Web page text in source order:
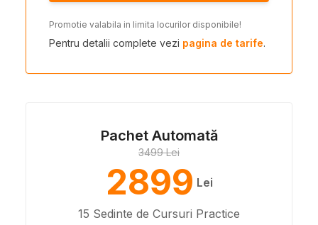
Promotie valabila in limita locurilor disponibile!
Pentru detalii complete vezi pagina de tarife.
Pachet Automată
3499 Lei
2899 Lei
15 Sedinte de Cursuri Practice